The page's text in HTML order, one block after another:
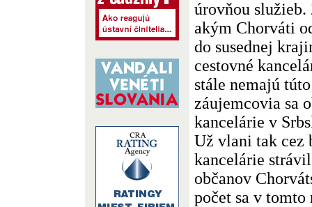
úrovňou
akým Chorváti
do susednej
cestovné
stále nemajú
záujemcovia sa
kancelárie v
Už vlani tak cez
kancelárie
občanov
počet sa v tomto